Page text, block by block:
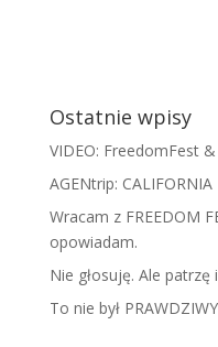
Ostatnie wpisy
VIDEO: FreedomFest
AGENtrip:
Wracam z FREEDOM
opowiadam.
​N​ie głosuję. Ale
To nie był